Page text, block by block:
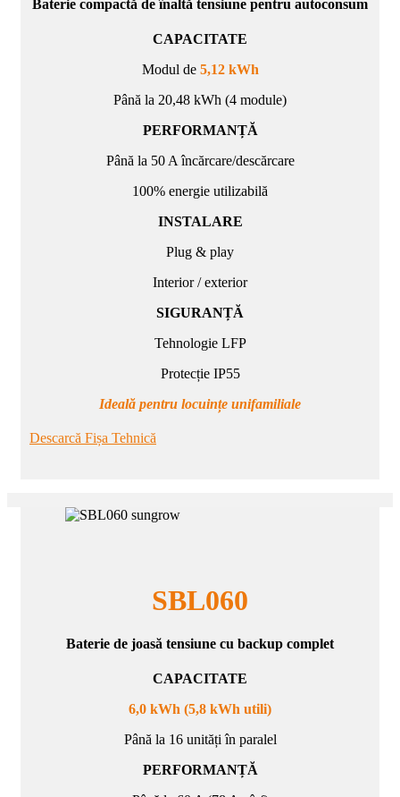
Baterie compactă de înaltă tensiune pentru autoconsum
CAPACITATE
Modul de 5,12 kWh
Până la 20,48 kWh (4 module)
PERFORMANȚĂ
Până la 50 A încărcare/descărcare
100% energie utilizabilă
INSTALARE
Plug & play
Interior / exterior
SIGURANȚĂ
Tehnologie LFP
Protecție IP55
Ideală pentru locuințe unifamiliale
Descarcă Fișa Tehnică
SBL060
Baterie de joasă tensiune cu backup complet
CAPACITATE
6,0 kWh (5,8 kWh utili)
Până la 16 unități în paralel
PERFORMANȚĂ